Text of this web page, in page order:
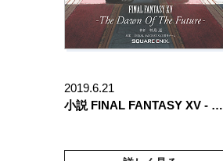
2019.6.21
小説 FINAL FANTASY XV - …